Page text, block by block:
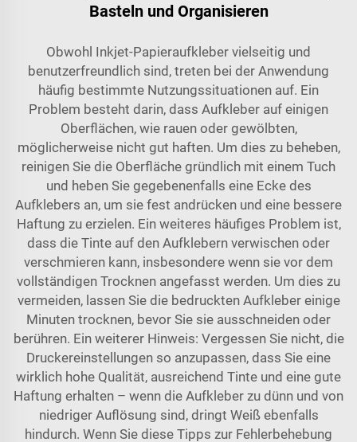
Basteln und Organisieren
Obwohl Inkjet-Papieraufkleber vielseitig und
benutzerfreundlich sind, treten bei der Anwendung
häufig bestimmte Nutzungssituationen auf. Ein
Problem besteht darin, dass Aufkleber auf einigen
Oberflächen, wie rauen oder gewölbten,
möglicherweise nicht gut haften. Um dies zu beheben,
reinigen Sie die Oberfläche gründlich mit einem Tuch
und heben Sie gegebenenfalls eine Ecke des
Aufklebers an, um sie fest andrücken und eine bessere
Haftung zu erzielen. Ein weiteres häufiges Problem ist,
dass die Tinte auf den Aufklebern verwischen oder
verschmieren kann, insbesondere wenn sie vor dem
vollständigen Trocknen angefasst werden. Um dies zu
vermeiden, lassen Sie die bedruckten Aufkleber einige
Minuten trocknen, bevor Sie sie ausschneiden oder
berühren. Ein weiterer Hinweis: Vergessen Sie nicht, die
Druckereinstellungen so anzupassen, dass Sie eine
wirklich hohe Qualität, ausreichend Tinte und eine gute
Haftung erhalten – wenn die Aufkleber zu dünn und von
niedriger Auflösung sind, dringt Weiß ebenfalls
hindurch. Wenn Sie diese Tipps zur Fehlerbehebung